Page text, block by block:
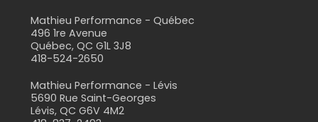
Mathieu Performance - Québec
496 1re Avenue
Québec, QC G1L 3J8
418-524-2650
Mathieu Performance - Lévis
5690 Rue Saint-Georges
Lévis, QC G6V 4M2